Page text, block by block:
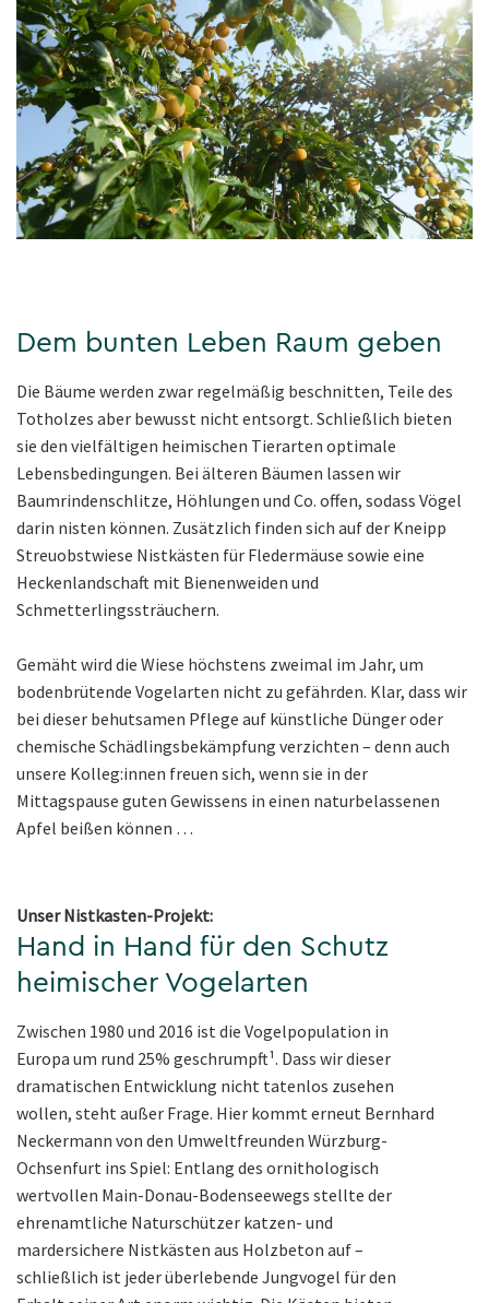
Dem bunten Leben Raum geben
Die Bäume werden zwar regelmäßig beschnitten, Teile des
Totholzes aber bewusst nicht entsorgt. Schließlich bieten
sie den vielfältigen heimischen Tierarten optimale
Lebensbedingungen. Bei älteren Bäumen lassen wir
Baumrindenschlitze, Höhlungen und Co. offen, sodass Vögel
darin nisten können. Zusätzlich finden sich auf der Kneipp
Streuobstwiese Nistkästen für Fledermäuse sowie eine
Heckenlandschaft mit Bienenweiden und
Schmetterlingssträuchern.
Gemäht wird die Wiese höchstens zweimal im Jahr, um
bodenbrütende Vogelarten nicht zu gefährden. Klar, dass wir
bei dieser behutsamen Pflege auf künstliche Dünger oder
chemische Schädlingsbekämpfung verzichten – denn auch
unsere Kolleg:innen freuen sich, wenn sie in der
Mittagspause guten Gewissens in einen naturbelassenen
Apfel beißen können …
Unser Nistkasten-Projekt:
Hand in Hand für den Schutz
heimischer Vogelarten
Zwischen 1980 und 2016 ist die Vogelpopulation in
Europa um rund 25% geschrumpft¹. Dass wir dieser
dramatischen Entwicklung nicht tatenlos zusehen
wollen, steht außer Frage. Hier kommt erneut Bernhard
Neckermann von den Umweltfreunden Würzburg-
Ochsenfurt ins Spiel: Entlang des ornithologisch
wertvollen Main-Donau-Bodenseewegs stellte der
ehrenamtliche Naturschützer katzen- und
mardersichere Nistkästen aus Holzbeton auf –
schließlich ist jeder überlebende Jungvogel für den